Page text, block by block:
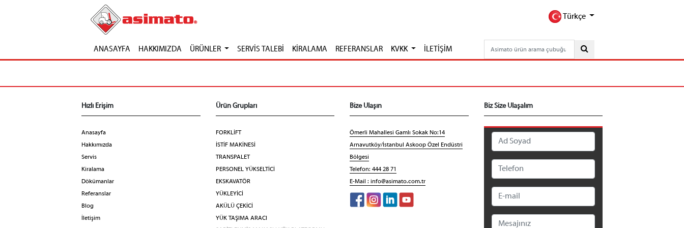
Türkçe
ANASAYFA HAKKIMIZDA ÜRÜNLER SERVİS TALEBİ KİRALAMA REFERANSLAR KVKK İLETİŞİM
Hızlı Erişim
Anasayfa
Hakkımızda
Servis
Kiralama
Dökümanlar
Referanslar
Blog
İletişim
Ürün Grupları
FORKLİFT
İSTİF MAKİNESİ
TRANSPALET
PERSONEL YÜKSELTİCİ
EKSKAVATÖR
YÜKLEYİCİ
AKÜLÜ ÇEKİCİ
YÜK TAŞIMA ARACI
Bize Ulaşın
Ömerli Mahallesi Gamlı Sokak No:14
Arnavutköy/İstanbul Askoop Özel Endüstri
Bölgesi
Telefon: 444 28 71
E-Mail : info@asimato.com.tr
Biz Size Ulaşalım